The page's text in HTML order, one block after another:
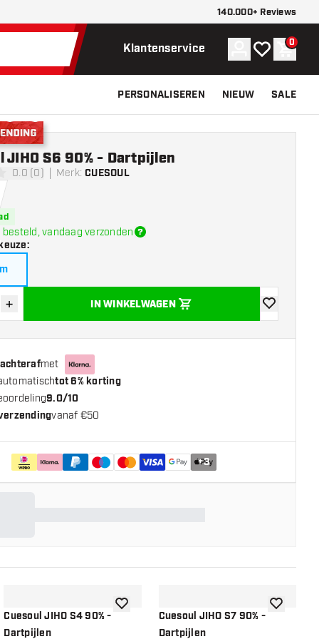
140.000+ Reviews
Klantenservice Account
Mijn 0
PERSONALISEREN NIEUW SALE
0.0 (0) Merk: CUESOUL
JIHO S6 90% - Dartpijlen
vandaag verzonden
:
hoeveelheid
Verhoog hoeveelheid
+ IN WINKELWAGEN
toevoegen
met
tot 6% korting
9.0/10
vanaf €50
+3
aan verlanglijst
Cuesoul JIHO S4 90% -
Dartpijlen
toevoegen aan verlanglijst
Cuesoul JIHO S7 90% -
Dartpijlen